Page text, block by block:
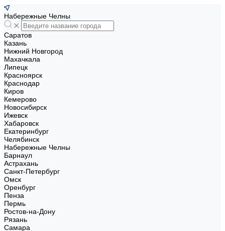
Набережные Челны
Саратов
Казань
Нижний Новгород
Махачкала
Липецк
Красноярск
Краснодар
Киров
Кемерово
Новосибирск
Ижевск
Хабаровск
Екатеринбург
Челябинск
Набережные Челны
Барнаул
Астрахань
Санкт-Петербург
Омск
Оренбург
Пенза
Пермь
Ростов-на-Дону
Рязань
Самара